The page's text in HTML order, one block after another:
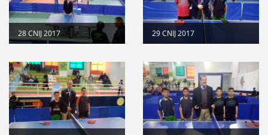
28 CNIJ 2017 29 CNIJ 2017